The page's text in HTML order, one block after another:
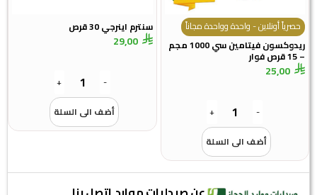
حصرياً أونلاين - واحدة وواحدة مجاناً
ريدوكسون فيتامين سي 1000 مجم
– 15 قرص فوار
25,00
-
+
أضف الى السلة
سنترم اينرجي 30 قرص
29,00
-
+
أضف الى السلة